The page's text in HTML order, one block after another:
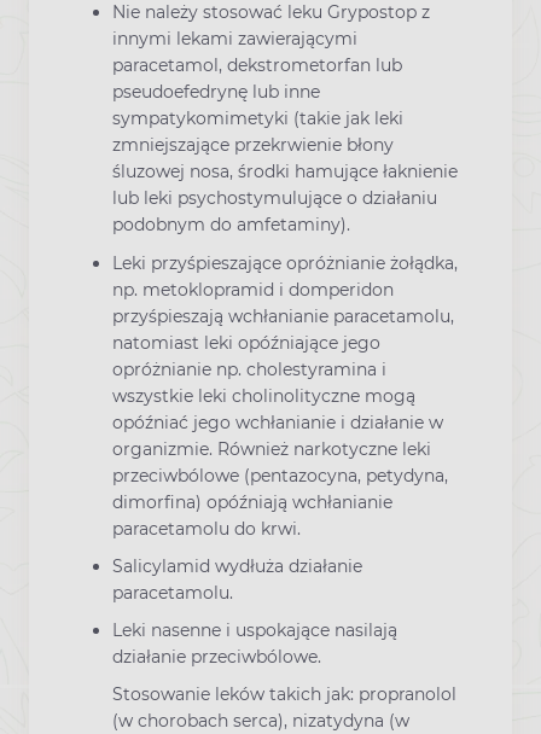
Nie należy stosować leku Grypostop z
innymi lekami zawierającymi
paracetamol, dekstrometorfan lub
pseudoefedrynę lub inne
sympatykomimetyki (takie jak leki
zmniejszające przekrwienie błony
śluzowej nosa, środki hamujące łaknienie
lub leki psychostymulujące o działaniu
podobnym do amfetaminy).
Leki przyśpieszające opróżnianie żołądka,
np. metoklopramid i domperidon
przyśpieszają wchłanianie paracetamolu,
natomiast leki opóźniające jego
opróżnianie np. cholestyramina i
wszystkie leki cholinolityczne mogą
opóźniać jego wchłanianie i działanie w
organizmie. Również narkotyczne leki
przeciwbólowe (pentazocyna, petydyna,
dimorfina) opóźniają wchłanianie
paracetamolu do krwi.
Salicylamid wydłuża działanie
paracetamolu.
Leki nasenne i uspokające nasilają
działanie przeciwbólowe.
Stosowanie leków takich jak: propranolol
(w chorobach serca), nizatydyna (w